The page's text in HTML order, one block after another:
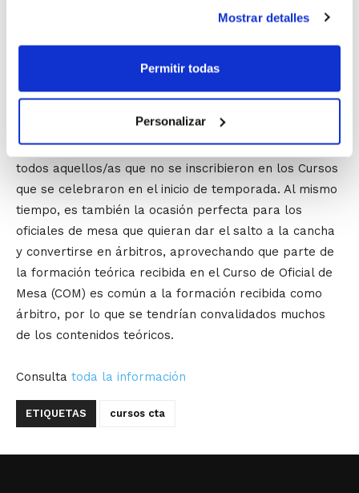
Mostrar detalles
Permitir todas
Personalizar
para todos aquellos/as aspirantes que quieran
disfrutar del baloncesto desde el mundo del arbitraje.
Los alumnos/as que superen los contenidos teóricos
a formar parte del Comité Técnico Arbitral.
Se trata, por tanto, de una excelente oportunidad para
todos aquellos/as que no se inscribieron en los Cursos
que se celebraron en el inicio de temporada. Al mismo
tiempo, es también la ocasión perfecta para los
oficiales de mesa que quieran dar el salto a la cancha
y convertirse en árbitros, aprovechando que parte de
la formación teórica recibida en el Curso de Oficial de
Mesa (COM) es común a la formación recibida como
árbitro, por lo que se tendrían convalidados muchos
de los contenidos teóricos.
Consulta toda la información
ETIQUETAS cursos cta